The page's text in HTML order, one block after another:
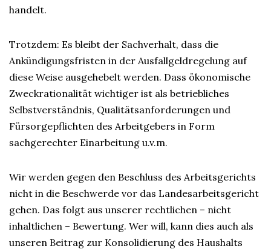
handelt.
Trotzdem: Es bleibt der Sachverhalt, dass die
Ankündigungsfristen in der Ausfallgeldregelung auf
diese Weise ausgehebelt werden. Dass ökonomische
Zweckrationalität wichtiger ist als betriebliches
Selbstverständnis, Qualitätsanforderungen und
Fürsorgepflichten des Arbeitgebers in Form
sachgerechter Einarbeitung u.v.m.
Wir werden gegen den Beschluss des Arbeitsgerichts
nicht in die Beschwerde vor das Landesarbeitsgericht
gehen. Das folgt aus unserer rechtlichen – nicht
inhaltlichen – Bewertung. Wer will, kann dies auch als
unseren Beitrag zur Konsolidierung des Haushalts